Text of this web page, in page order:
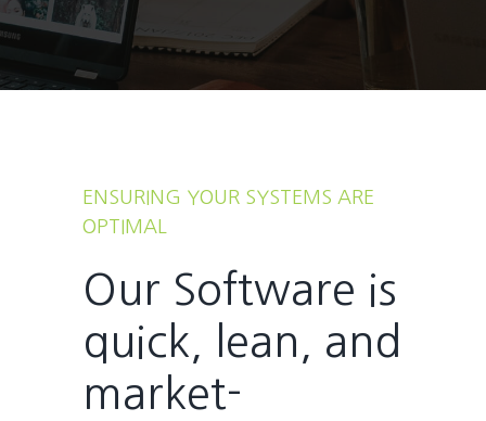
ENSURING YOUR SYSTEMS ARE
OPTIMAL
Our Software is
quick, lean, and
market-